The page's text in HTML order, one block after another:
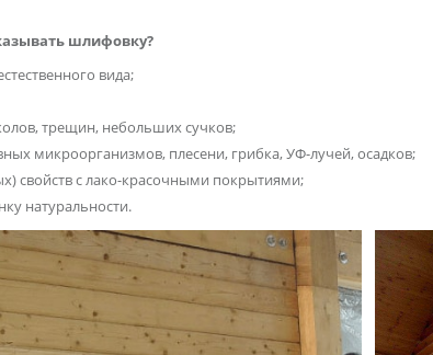
шлифовку?
вида;
трещин, небольших сучков;
микроорганизмов, плесени, грибка, УФ-лучей, осадков;
свойств с лако-красочными покрытиями;
натуральности.